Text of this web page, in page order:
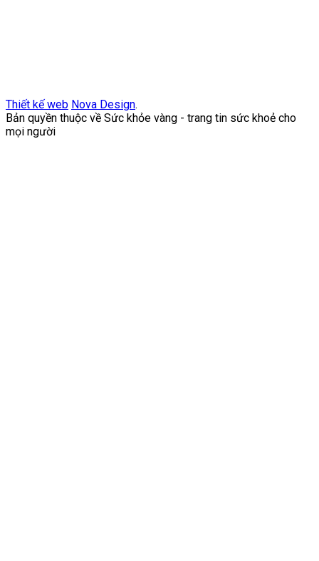
Thiết kế web Nova Design.
Bản quyền thuộc về Sức khỏe vàng - trang tin sức khoẻ cho
mọi người